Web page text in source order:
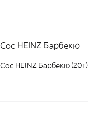
Сос HEINZ Барбекю
Сос HEINZ Барбекю (20г)